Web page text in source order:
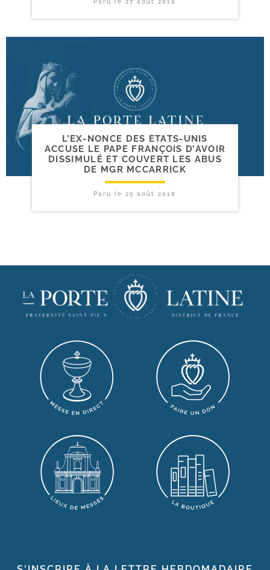
Paru le27 août 2018
L’EX-​NONCE DES ETATS-​UNIS
ACCUSE LE PAPE FRANÇOIS D’AVOIR
DISSIMULÉ ET COUVERT LES ABUS
DE MGR MCCARRICK
Paru le25 août 2018